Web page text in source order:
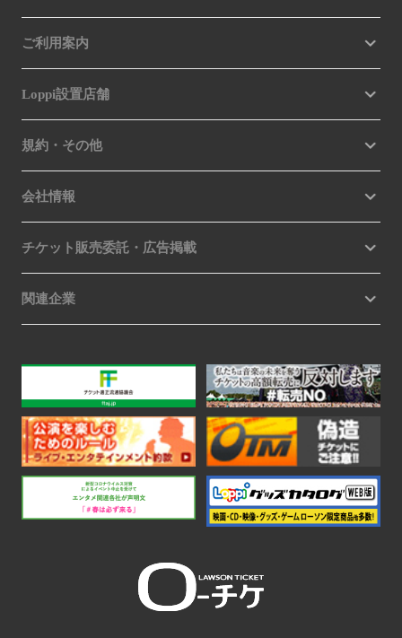
ご利用案内
Loppi設置店舗
規約・その他
会社情報
チケット販売委託・広告掲載
関連企業